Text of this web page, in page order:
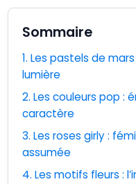
Sommaire
1. Les pastels de
lumière
2. Les couleurs pop :
caractère
3. Les roses girly :
assumée
4. Les motifs fleurs :